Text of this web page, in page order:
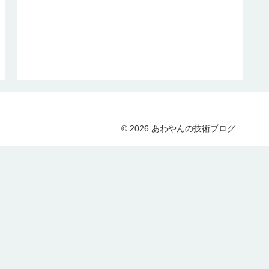
© 2026 あわやんの技術ブログ.